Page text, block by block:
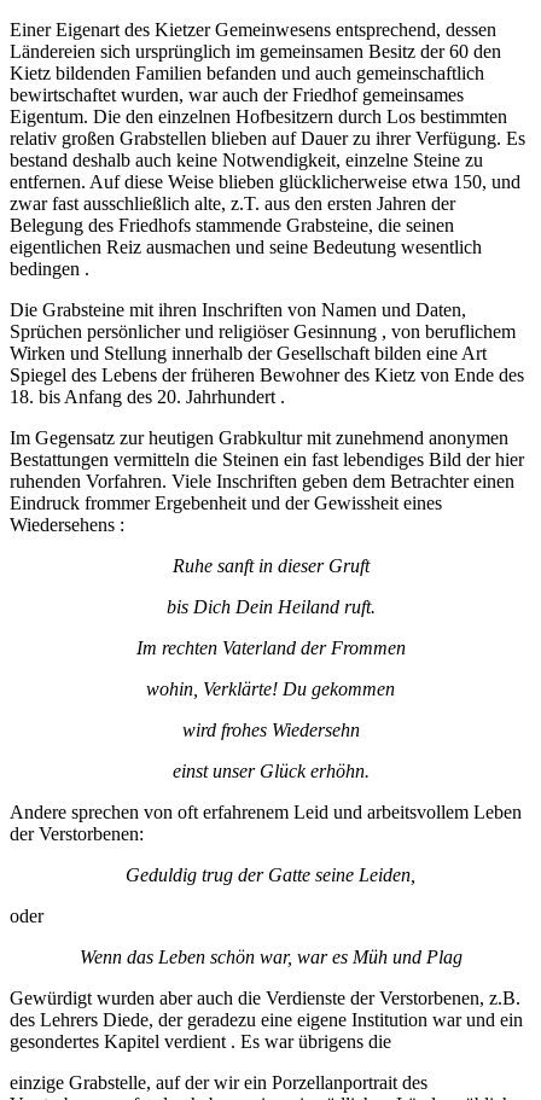
Einer Eigenart des Kietzer Gemeinwesens entsprechend, dessen
Ländereien sich ursprünglich im gemeinsamen Besitz der 60 den
Kietz bildenden Familien befanden und auch gemeinschaftlich
bewirtschaftet wurden, war auch der Friedhof gemeinsames
Eigentum. Die den einzelnen Hofbesitzern durch Los bestimmten
relativ großen Grabstellen blieben auf Dauer zu ihrer Verfügung. Es
bestand deshalb auch keine Notwendigkeit, einzelne Steine zu
entfernen. Auf diese Weise blieben glücklicherweise etwa 150, und
zwar fast ausschließlich alte, z.T. aus den ersten Jahren der
Belegung des Friedhofs stammende Grabsteine, die seinen
eigentlichen Reiz ausmachen und seine Bedeutung wesentlich
bedingen .
Die Grabsteine mit ihren Inschriften von Namen und Daten,
Sprüchen persönlicher und religiöser Gesinnung , von beruflichem
Wirken und Stellung innerhalb der Gesellschaft bilden eine Art
Spiegel des Lebens der früheren Bewohner des Kietz von Ende des
18. bis Anfang des 20. Jahrhundert .
Im Gegensatz zur heutigen Grabkultur mit zunehmend anonymen
Bestattungen vermitteln die Steinen ein fast lebendiges Bild der hier
ruhenden Vorfahren. Viele Inschriften geben dem Betrachter einen
Eindruck frommer Ergebenheit und der Gewissheit eines
Wiedersehens :
Ruhe sanft in dieser Gruft
bis Dich Dein Heiland ruft.
Im rechten Vaterland der Frommen
wohin, Verklärte! Du gekommen
wird frohes Wiedersehn
einst unser Glück erhöhn.
Andere sprechen von oft erfahrenem Leid und arbeitsvollem Leben
der Verstorbenen:
Geduldig trug der Gatte seine Leiden,
oder
Wenn das Leben schön war, war es Müh und Plag
Gewürdigt wurden aber auch die Verdienste der Verstorbenen, z.B.
des Lehrers Diede, der geradezu eine eigene Institution war und ein
gesondertes Kapitel verdient . Es war übrigens die
einzige Grabstelle, auf der wir ein Porzellanportrait des